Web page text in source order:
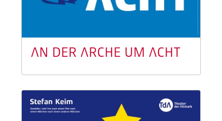
AN DER ARCHE UM ACHT